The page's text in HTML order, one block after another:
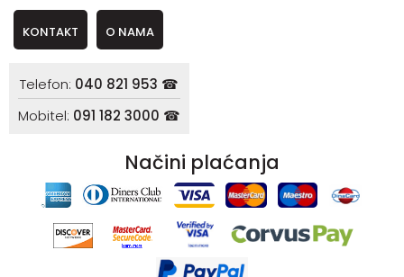
KONTAKT O NAMA
Telefon: 040 821 953 ☎
Mobitel: 091 182 3000 ☎
Načini plaćanja